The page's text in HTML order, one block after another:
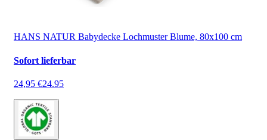
HANS NATUR Babydecke Lochmuster Blume, 80x100 cm
Sofort lieferbar
24,95 €24.95